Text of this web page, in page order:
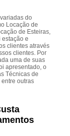
do
Locação de
de Esteiras,
estação e
clientes através
clientes. Por
uma de suas
apresentado, o
Técnicas de
outras